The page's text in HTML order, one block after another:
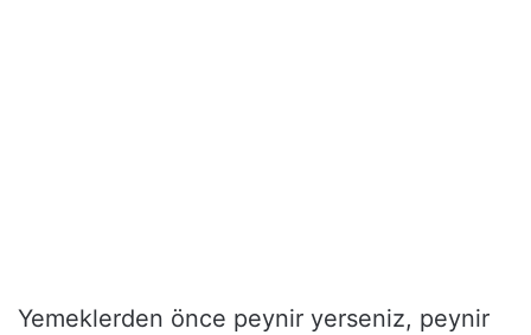
Yemeklerden önce peynir yerseniz, peynir